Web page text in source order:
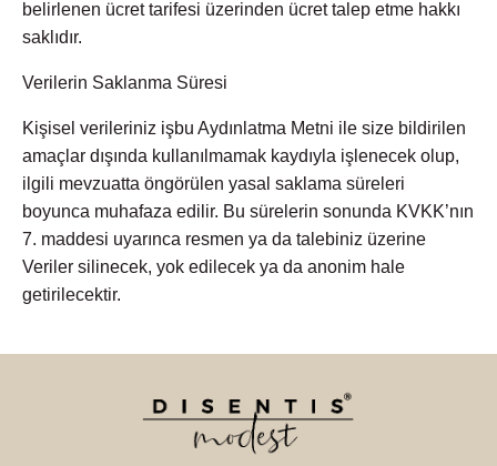
belirlenen ücret tarifesi üzerinden ücret talep etme hakkı
saklıdır.
Verilerin Saklanma Süresi
Kişisel verileriniz işbu Aydınlatma Metni ile size bildirilen
amaçlar dışında kullanılmamak kaydıyla işlenecek olup,
ilgili mevzuatta öngörülen yasal saklama süreleri
boyunca muhafaza edilir. Bu sürelerin sonunda KVKK’nın
7. maddesi uyarınca resmen ya da talebiniz üzerine
Veriler silinecek, yok edilecek ya da anonim hale
getirilecektir.